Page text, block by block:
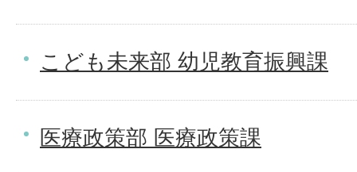
こども未来部 幼児教育振興課
医療政策部 医療政策課